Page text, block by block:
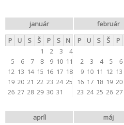
január
P
U S Š P S
N
1
2 3
4
5
6 7 8 9 10 11
12 13 14 15 16 17 18
19 20 21 22 23 24 25
26 27 28 29 30 31
február
P
U S Š P
2
3 4 5 6
9 10 11 12 13
16 17 18 19 20
23 24 25 26 27
apríl
máj